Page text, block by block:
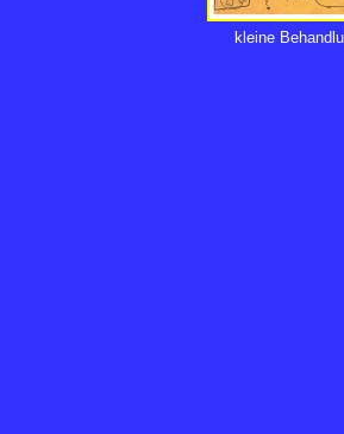
kleine